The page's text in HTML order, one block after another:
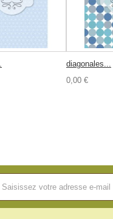
diagonales...
0,00 €